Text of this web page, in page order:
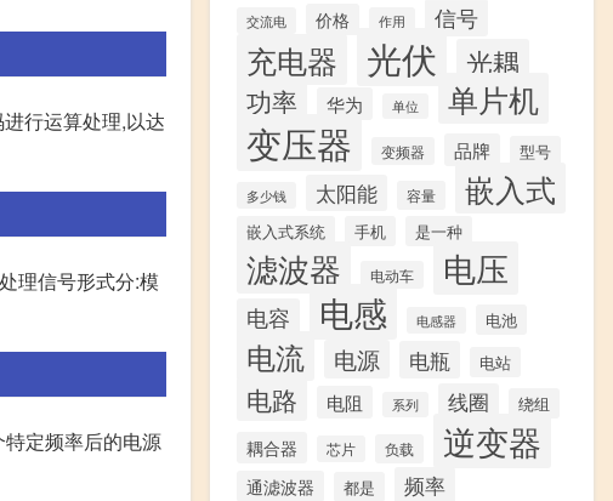
行运算处理,以达
理信号形式分:模
定频率后的电源
交流电 价格 作用 信号
充电器 光伏
光耦
功率
华为 单位 单片机
变压器 变频器 品牌 型号
多少钱 太阳能 容量 嵌入式
嵌入式系统 手机 是一种
滤波器 电动车 电压
电容 电感 电感器 电池
电流 电源 电瓶 电站
电路 电阻 系列 线圈 绕组
耦合器 芯片 负载 逆变器
通滤波器 都是 频率